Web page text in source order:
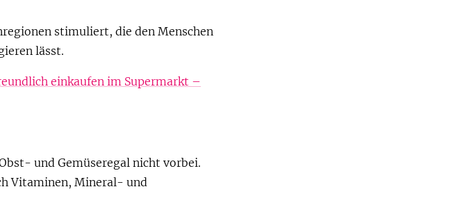
stimuliert, die den Menschen
lässt.
einkaufen im Supermarkt –
und Gemüseregal nicht vorbei.
Vitaminen, Mineral- und